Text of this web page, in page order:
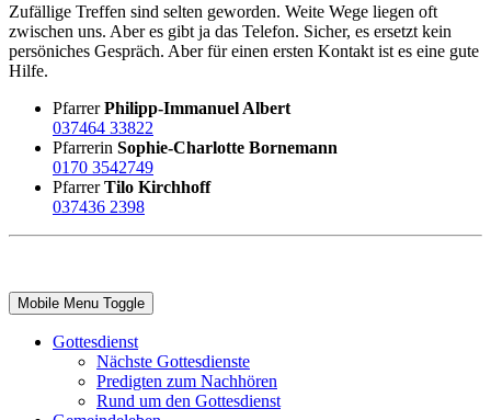
Zufällige Treffen sind selten geworden. Weite Wege liegen oft
zwischen uns. Aber es gibt ja das Telefon. Sicher, es ersetzt kein
persöniches Gespräch. Aber für einen ersten Kontakt ist es eine gute
Hilfe.
PfarrerPhilipp-Immanuel Albert
037464 33822
Pfarrerin Sophie-Charlotte Bornemann
0170 3542749
PfarrerTilo Kirchhoff
037436 2398
Mobile Menu Toggle
Gottesdienst
Nächste Gottesdienste
Predigten zum Nachhören
Rund um den Gottesdienst